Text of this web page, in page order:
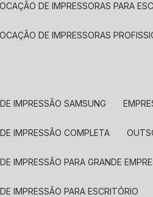
DE IMPRESSORAS PARA
DE IMPRESSORAS
DE IMPRESSÃO SAMSUNG
DE IMPRESSÃO COMPLETA
IMPRESSÃO PARA GRANDE
IMPRESSÃO PARA ESCRITÓRIO